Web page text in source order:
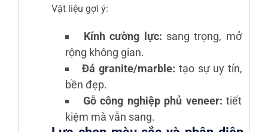
Vật liệu gợi ý:
Kính cường lực: sang trọng, mở
rộng không gian.
Đá granite/marble: tạo sự uy tín,
bền đẹp.
Gỗ công nghiệp phủ veneer: tiết
kiệm mà vẫn sang.